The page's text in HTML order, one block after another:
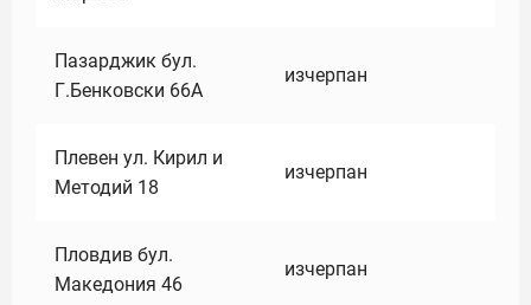
Пазарджик бул.
Г.Бенковски 66А
изчерпан
Плевен ул. Кирил и
Методий 18
изчерпан
Пловдив бул.
Македония 46
изчерпан